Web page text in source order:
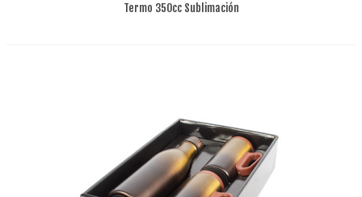
Termo 350cc Sublimación